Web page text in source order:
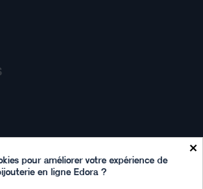
×
pour améliorer votre expérience de
en ligne Edora ?